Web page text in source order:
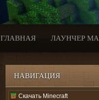
ГЛАВНАЯ ЛАУНЧЕР
НАВИГАЦИЯ
Скачать Minecraft